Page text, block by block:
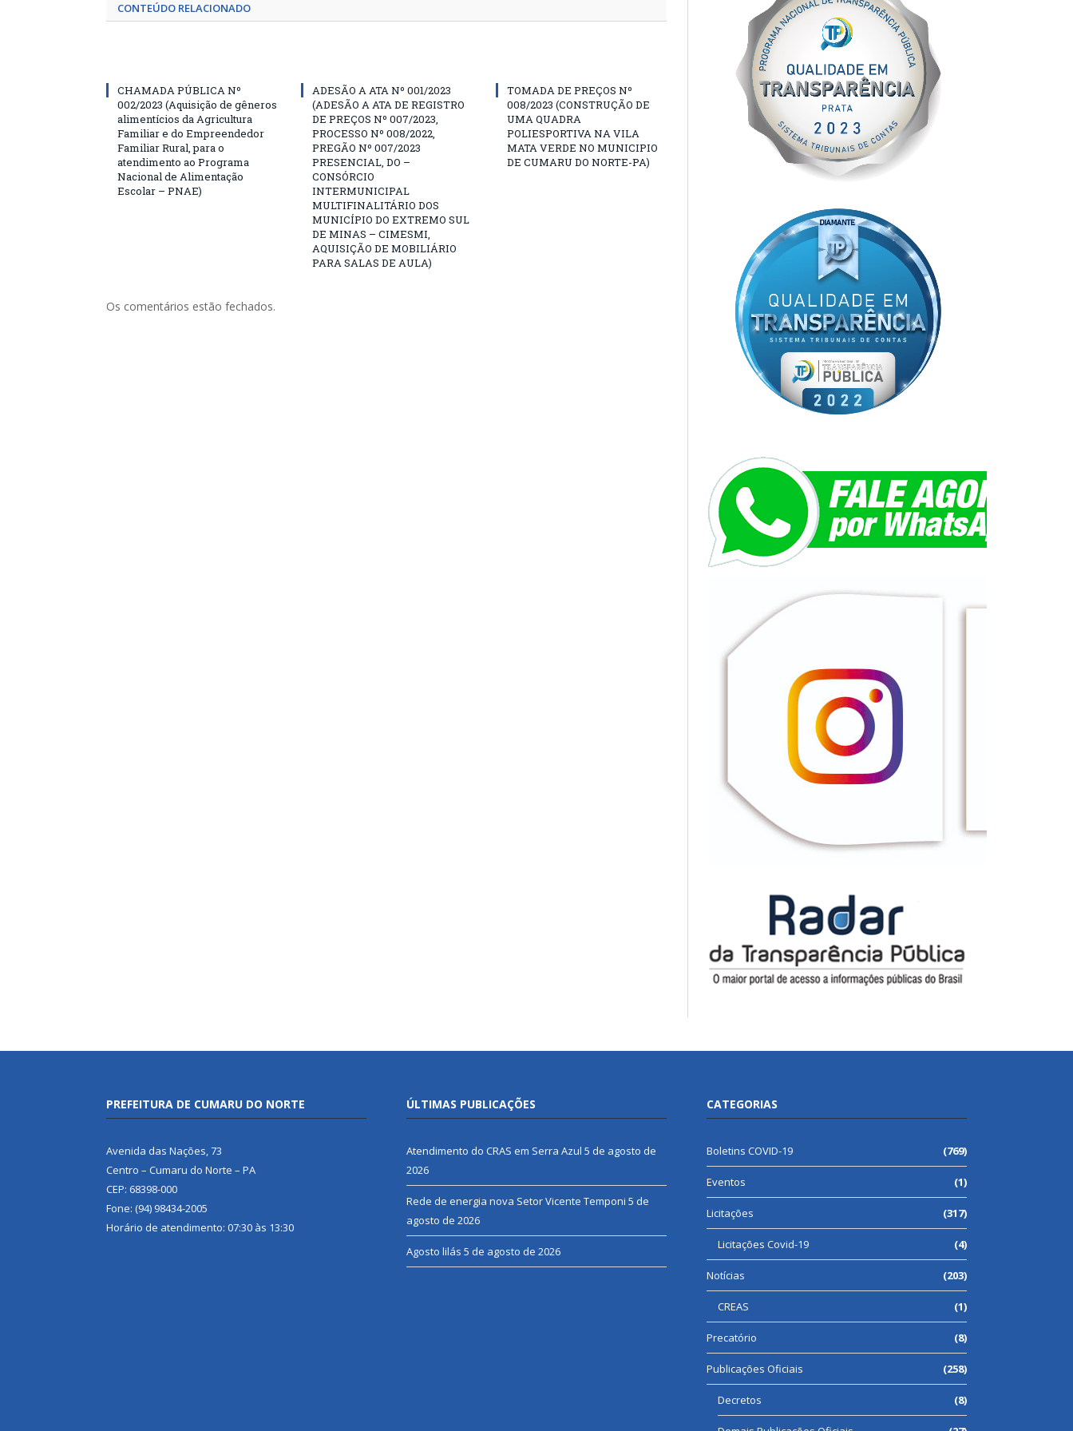
CONTEÚDO RELACIONADO
CHAMADA PÚBLICA Nº
002/2023 (Aquisição de gêneros
alimentícios da Agricultura
Familiar e do Empreendedor
Familiar Rural, para o
atendimento ao Programa
Nacional de Alimentação
Escolar – PNAE)
ADESÃO A ATA Nº 001/2023
(ADESÃO A ATA DE REGISTRO
DE PREÇOS Nº 007/2023,
PROCESSO Nº 008/2022,
PREGÃO Nº 007/2023
PRESENCIAL, DO –
CONSÓRCIO
INTERMUNICIPAL
MULTIFINALITÁRIO DOS
MUNICÍPIO DO EXTREMO SUL
DE MINAS – CIMESMI,
AQUISIÇÃO DE MOBILIÁRIO
PARA SALAS DE AULA)
TOMADA DE PREÇOS Nº
008/2023 (CONSTRUÇÃO DE
UMA QUADRA
POLIESPORTIVA NA VILA
MATA VERDE NO MUNICIPIO
DE CUMARU DO NORTE-PA)
Os comentários estão fechados.
PREFEITURA DE CUMARU DO NORTE
Avenida das Nações, 73
Centro – Cumaru do Norte – PA
CEP: 68398-000
Fone: (94) 98434-2005
Horário de atendimento: 07:30 às 13:30
ÚLTIMAS PUBLICAÇÕES
Atendimento do CRAS em Serra Azul 5 de agosto de
2026
Rede de energia nova Setor Vicente Temponi 5 de
agosto de 2026
Agosto lilás 5 de agosto de 2026
CATEGORIAS
Boletins COVID-19 (769)
Eventos (1)
Licitações (317)
Licitações Covid-19 (4)
Notícias (203)
CREAS (1)
Precatório (8)
Publicações Oficiais (258)
Decretos (8)